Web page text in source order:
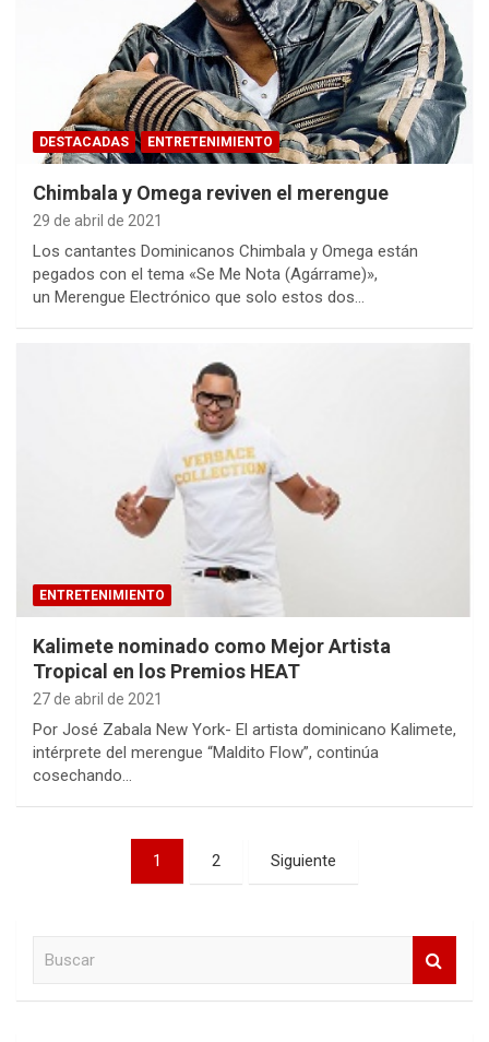
DESTACADAS ENTRETENIMIENTO
Chimbala y Omega reviven el merengue
29 de abril de 2021
Los cantantes Dominicanos Chimbala y Omega están
pegados con el tema «Se Me Nota (Agárrame)»,
un Merengue Electrónico que solo estos dos…
ENTRETENIMIENTO
Kalimete nominado como Mejor Artista
Tropical en los Premios HEAT
27 de abril de 2021
Por José Zabala New York- El artista dominicano Kalimete,
intérprete del merengue “Maldito Flow”, continúa
cosechando…
1 2 Siguiente